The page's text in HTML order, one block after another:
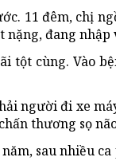
11 đêm, chị
đang nhập
tột cùng. Vào
người đi xe
thương sọ
sau nhiều